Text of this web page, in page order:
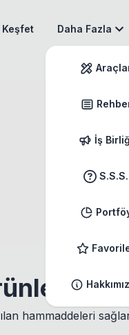
Keşfet Daha Fazla
İş
S.S.S.
hammaddeleri